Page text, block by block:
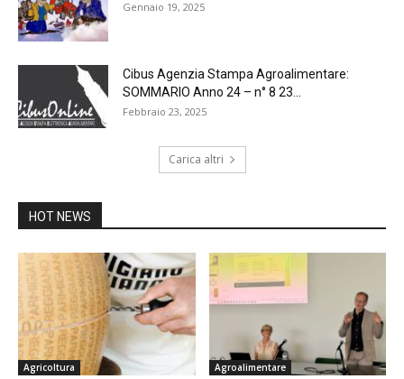
Gennaio 19, 2025
Cibus Agenzia Stampa Agroalimentare:
SOMMARIO Anno 24 – n° 8 23...
Febbraio 23, 2025
Carica altri
HOT NEWS
Agricoltura Agroalimentare